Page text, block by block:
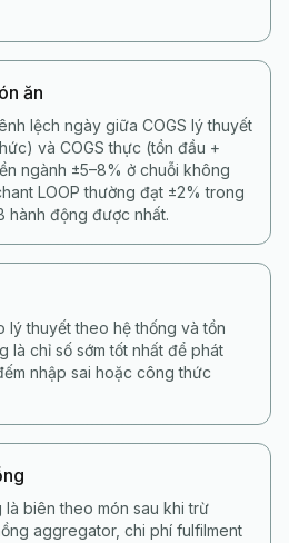
ăn
lệch ngày giữa COGS lý thuyết
và COGS thực (tồn đầu +
ngành ±5–8% ở chuỗi không
LOOP thường đạt ±2% trong
hành động được nhất.
lý thuyết theo hệ thống và tồn
là chỉ số sớm tốt nhất để phát
nhập sai hoặc công thức
biên theo món sau khi trừ
aggregator, chi phí fulfilment